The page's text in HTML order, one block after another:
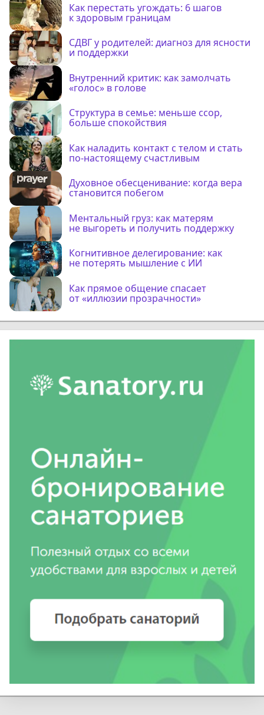
Как перестать угождать: 6 шагов
к здоровым границам
СДВГ у родителей: диагноз для ясности
и поддержки
Внутренний критик: как замолчать
«голос» в голове
Структура в семье: меньше ссор,
больше спокойствия
Как наладить контакт с телом и стать
по-настоящему счастливым
Духовное обесценивание: когда вера
становится побегом
Ментальный груз: как матерям
не выгореть и получить поддержку
Когнитивное делегирование: как
не потерять мышление с ИИ
Как прямое общение спасает
от «иллюзии прозрачности»